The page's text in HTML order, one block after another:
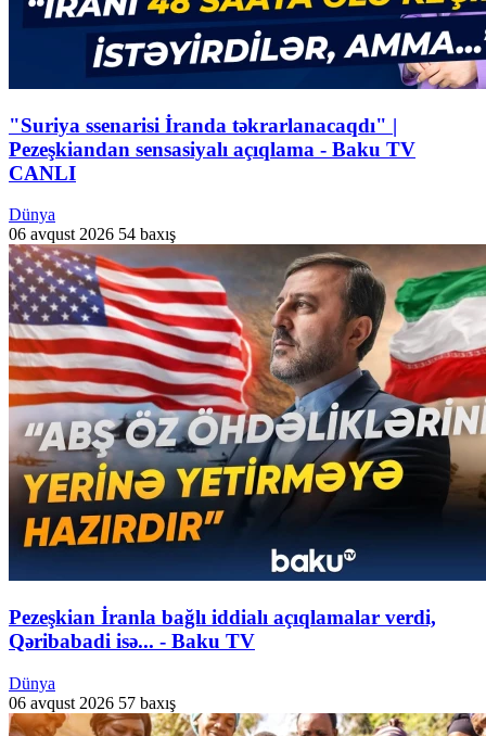
"Suriya ssenarisi İranda təkrarlanacaqdı" |
Pezeşkiandan sensasiyalı açıqlama - Baku TV
CANLI
Dünya
06 avqust 2026 54 baxış
Pezeşkian İranla bağlı iddialı açıqlamalar verdi,
Qəribabadi isə... - Baku TV
Dünya
06 avqust 2026 57 baxış